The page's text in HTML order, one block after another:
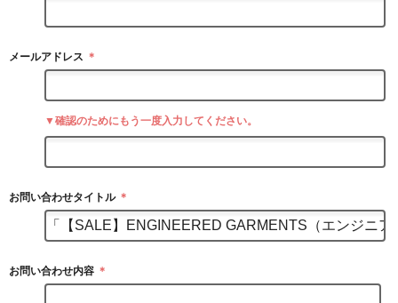
メールアドレス ＊
▼確認のためにもう一度入力してください。
お問い合わせタイトル ＊
お問い合わせ内容 ＊